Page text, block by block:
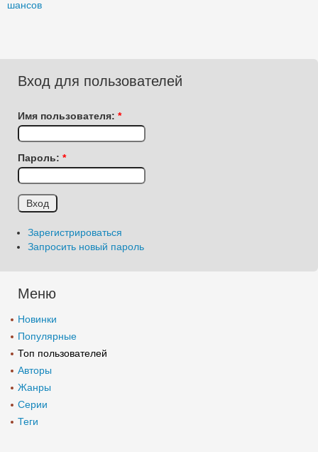
шансов
Вход для пользователей
Имя пользователя: *
Пароль: *
Зарегистрироваться
Запросить новый пароль
Меню
Новинки
Популярные
Топ пользователей
Авторы
Жанры
Серии
Теги